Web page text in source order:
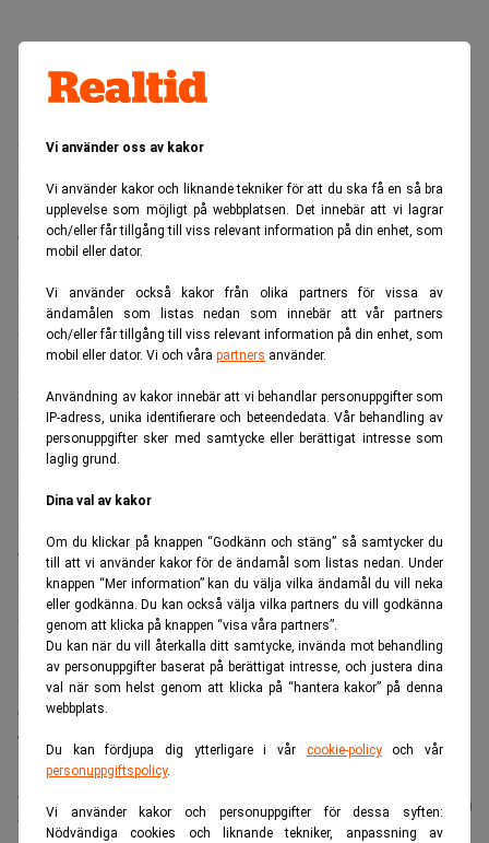
Vi använder oss av kakor
Vi använder kakor och liknande tekniker för att du ska få en så bra
upplevelse som möjligt på webbplatsen. Det innebär att vi lagrar
och/eller får tillgång till viss relevant information på din enhet, som
mobil eller dator.
Vi använder också kakor från olika partners för vissa av
ändamålen som listas nedan som innebär att vår partners
och/eller får tillgång till viss relevant information på din enhet, som
mobil eller dator. Vi och våra partners använder.
Användning av kakor innebär att vi behandlar personuppgifter som
IP-adress, unika identifierare och beteendedata. Vår behandling av
personuppgifter sker med samtycke eller berättigat intresse som
laglig grund.
Dina val av kakor
Om du klickar på knappen “Godkänn och stäng” så samtycker du
till att vi använder kakor för de ändamål som listas nedan. Under
knappen “Mer information” kan du välja vilka ändamål du vill neka
eller godkänna. Du kan också välja vilka partners du vill godkänna
genom att klicka på knappen “visa våra partners”.
Du kan när du vill återkalla ditt samtycke, invända mot behandling
av personuppgifter baserat på berättigat intresse, och justera dina
val när som helst genom att klicka på “hantera kakor” på denna
webbplats.
Du kan fördjupa dig ytterligare i vår cookie-policyoch vår
personuppgiftspolicy.
Vi använder kakor och personuppgifter för dessa syften:
Nödvändiga cookies och liknande tekniker, anpassning av
Alkoholen skulle fraktas till de klagandes hem av olika
transportföretag. I talan står att den beslagtagits och
förverkats på rättsligt felaktiga motiveringar, nämligen att
det varit frågan om smuggling och/eller ”föremål för
Föreningen anser att åtgärden strider mot EG-rättens
artiklar om fri rörlighet för varor och tjänster i unionen.
Svenska myndigheter har heller inte prövat rättsåtgärderna
mot EG-rätten, skriver föreningen.
Vidare pekar föreningen på flera rättsavgöranden som den
anser stödjer talan.
Eftersom det kan dröja innan det finns ”rättskraftigt
avgörande i denna tvist”, innehåller stämningsansökan
också ett yrkande om att tingsrätten snarast beslutar att
staten avbryter beslagen fram till dess tvisten slutligt
avgjorts.
Hur stort skadeståndet kan bli är oklart.
På onsdagen håller EU:s domstol muntlig förhandling om
den svenska privatimporten av internetbeställd alkohol.
TT
Läs mer från Realtid - vårt nyhetsbrev
är kostnadsfritt:
Prenumerera